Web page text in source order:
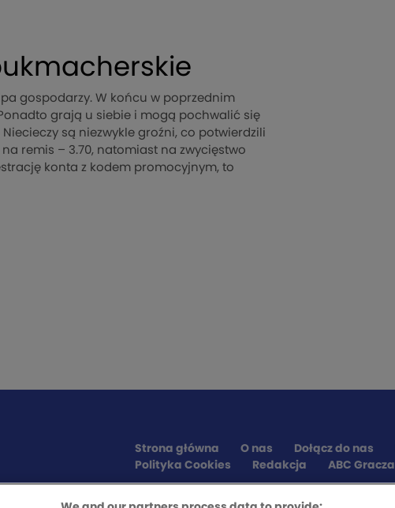
gospodarzy. W końcu w poprzednim
grają u siebie i mogą pochwalić się
są niezwykle groźni, co potwierdzili
remis – 3.70, natomiast na zwycięstwo
konta z kodem promocyjnym, to
Strona główna O nas Dołącz do nas
Polityka Cookies
Redakcja ABC Gracza